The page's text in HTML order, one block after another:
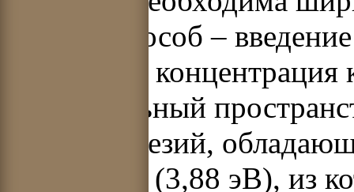
Второй способ –
небольшая
отрицательный
вводится цезий,
ионизации (3,88 эВ), из